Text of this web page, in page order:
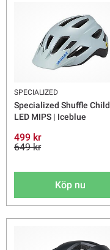
SPECIALIZED
Specialized Shuffle Child
LED MIPS | Iceblue
499 kr
649 kr
Köp nu